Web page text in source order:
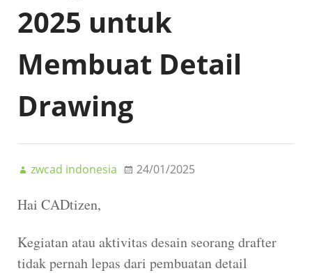
2025 untuk
Membuat Detail
Drawing
zwcad indonesia 24/01/2025
Hai CADtizen,
Kegiatan atau aktivitas desain seorang drafter
tidak pernah lepas dari pembuatan detail